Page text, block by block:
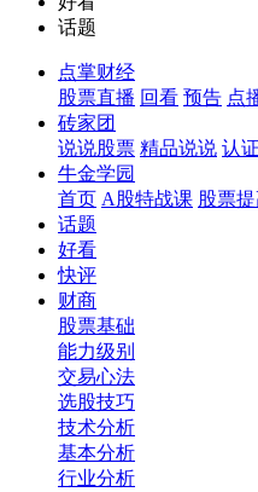
话题
点掌财经
股票直播 回看 预告 点
砖家团
说说股票 精品说说 认
牛金学园
首页 A股特战课 股票
话题
好看
快评
财商
股票基础
能力级别
交易心法
选股技巧
技术分析
基本分析
行业分析